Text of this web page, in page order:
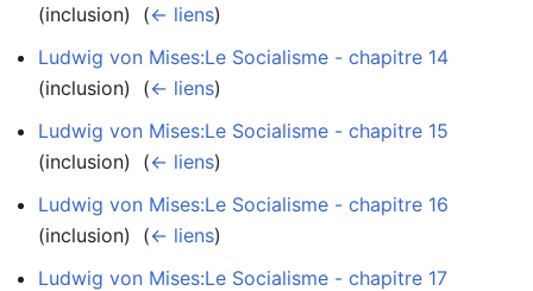
(inclusion) ‎ (← liens)
Ludwig von Mises:Le Socialisme - chapitre 14
(inclusion) ‎ (← liens)
Ludwig von Mises:Le Socialisme - chapitre 15
(inclusion) ‎ (← liens)
Ludwig von Mises:Le Socialisme - chapitre 16
(inclusion) ‎ (← liens)
Ludwig von Mises:Le Socialisme - chapitre 17